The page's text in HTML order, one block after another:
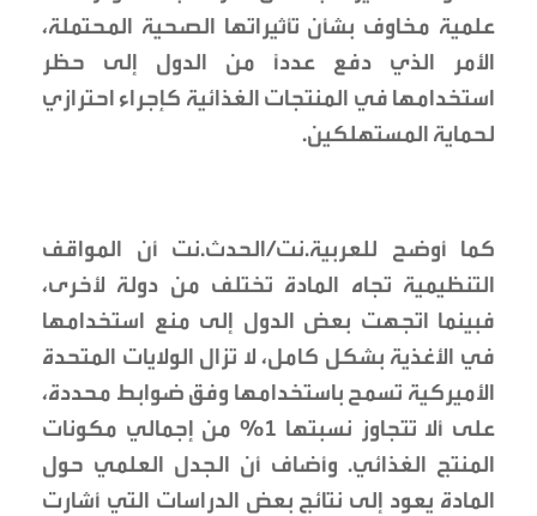
علمية مخاوف بشأن تأثيراتها الصحية المحتملة،
الأمر الذي دفع عدداً من الدول إلى حظر
استخدامها في المنتجات الغذائية كإجراء احترازي
لحماية المستهلكين.
كما أوضح للعربية.نت/الحدث.نت أن المواقف
التنظيمية تجاه المادة تختلف من دولة لأخرى،
فبينما اتجهت بعض الدول إلى منع استخدامها
في الأغذية بشكل كامل، لا تزال الولايات المتحدة
الأميركية تسمح باستخدامها وفق ضوابط محددة،
على ألا تتجاوز نسبتها 1% من إجمالي مكونات
المنتج الغذائي. وأضاف أن الجدل العلمي حول
المادة يعود إلى نتائج بعض الدراسات التي أشارت